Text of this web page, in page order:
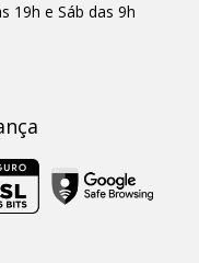
19h e Sáb das 9h